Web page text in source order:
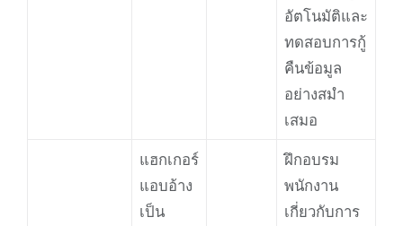
อัตโนมัติและ
ทดสอบการกู้
คืนข้อมูล
อย่างสมำ
เสมอ
แฮกเกอร์
แอบอ้าง
เป็น
ฝึกอบรม
พนักงาน
เกี่ยวกับการ